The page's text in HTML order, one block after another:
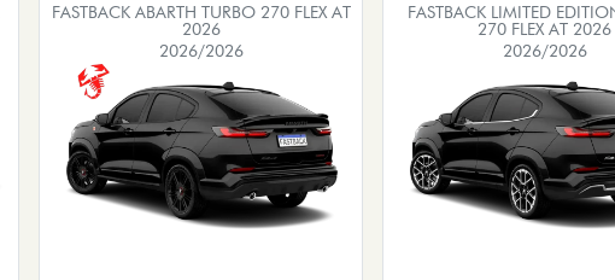
FASTBACK ABARTH TURBO 270 FLEX AT
2026
2026/2026
FASTBACK LIMITED
270 FLEX AT 2026
2026/2026